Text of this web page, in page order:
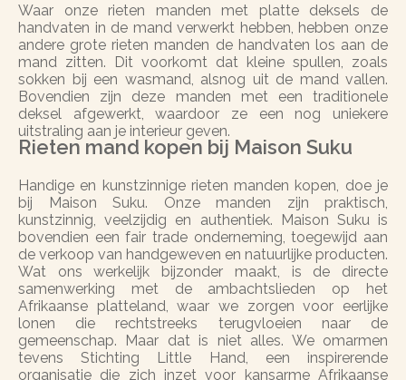
Waar onze rieten manden met platte deksels de
handvaten in de mand verwerkt hebben, hebben onze
andere grote rieten manden de handvaten los aan de
mand zitten. Dit voorkomt dat kleine spullen, zoals
sokken bij een wasmand, alsnog uit de mand vallen.
Bovendien zijn deze manden met een traditionele
deksel afgewerkt, waardoor ze een nog uniekere
uitstraling aan je interieur geven.
Rieten mand kopen bij Maison Suku
Handige en kunstzinnige rieten manden kopen, doe je
bij Maison Suku. Onze manden zijn praktisch,
kunstzinnig, veelzijdig en authentiek. Maison Suku is
bovendien een fair trade onderneming, toegewijd aan
de verkoop van handgeweven en natuurlijke producten.
Wat ons werkelijk bijzonder maakt, is de directe
samenwerking met de ambachtslieden op het
Afrikaanse platteland, waar we zorgen voor eerlijke
lonen die rechtstreeks terugvloeien naar de
gemeenschap. Maar dat is niet alles. We omarmen
tevens Stichting Little Hand, een inspirerende
organisatie die zich inzet voor kansarme Afrikaanse